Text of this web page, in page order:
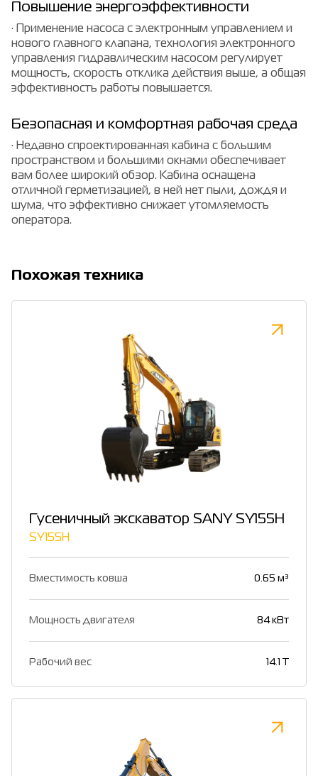
Повышение энергоэффективности
· Применение насоса с электронным управлением и
нового главного клапана, технология электронного
управления гидравлическим насосом регулирует
мощность, скорость отклика действия выше, а общая
эффективность работы повышается.
Безопасная и комфортная рабочая среда
· Недавно спроектированная кабина с большим
пространством и большими окнами обеспечивает
вам более широкий обзор. Кабина оснащена
отличной герметизацией, в ней нет пыли, дождя и
шума, что эффективно снижает утомляемость
оператора.
Похожая техника
Гусеничный экскаватор SANY SY155H
SY155H
Вместимость ковша 0.65 м³
Мощность двигателя 84 кВт
Рабочий вес 14.1 T